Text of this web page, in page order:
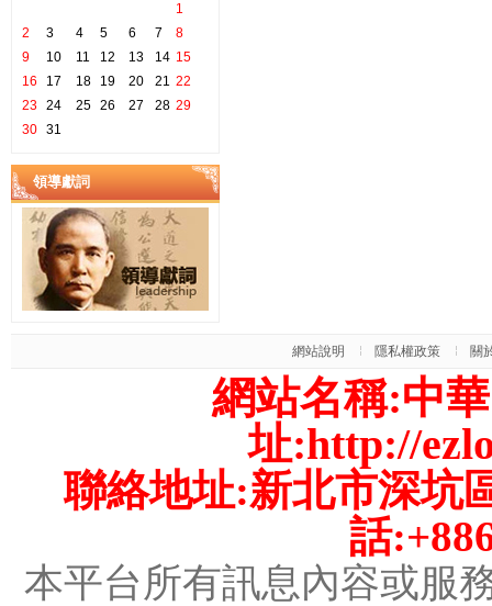
1
2
3 4 5 6 7
8
9
10 11 12 13 14 15
16
17 18 19 20 21 22
23 24 25 26 27 28 29
30 31
領導獻詞
網站說明 隱私權政策 關
網站名稱:中
址:http://
聯絡地址:新北市深坑
話
本平台所有訊息內容或服